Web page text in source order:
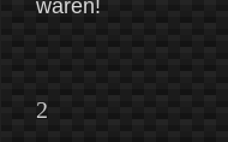
wären!
2